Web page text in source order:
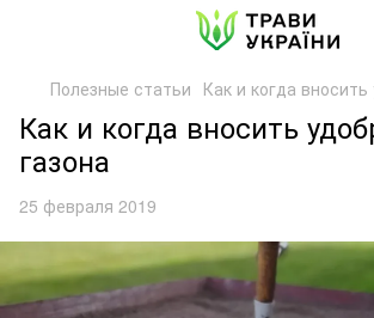
Полезные статьи Как и когда
Как и когда вносить
газона
25 февраля 2019